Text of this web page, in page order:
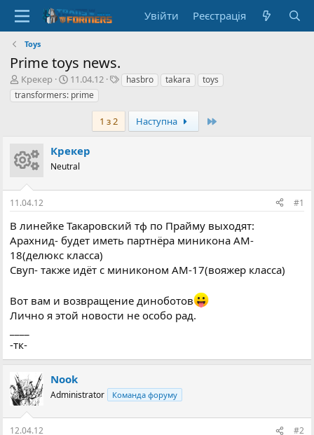
Увійти Реєстрація
Toys
Prime toys news.
А
в
т
е
м
Крекер
Д
а
т
в
о
е
я
11.04.12
Тhasbro takara
toys
transformers: prime
1 з 2 Наступна
Крекер
Neutral
11.04.12 #1
В линейке Такаровский тф по Прайму выходят:
Арахнид- будет иметь партнёра миникона AM-
18(делюкс класса)
Свуп- также идёт с миниконом AM-17(вояжер класса)
Вот вам и возвращение диноботов
Лично я этой новости не особо рад.
-тк-
Nook
Administrator Команда форуму
12.04.12 #2